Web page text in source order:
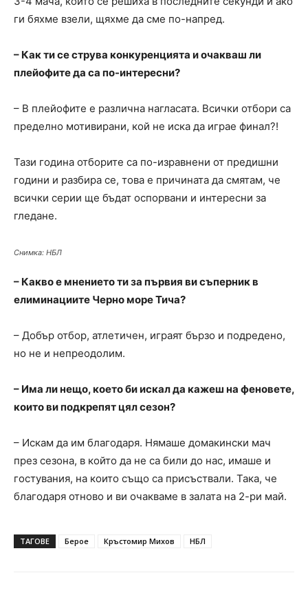
ги бяхме взели, щяхме да сме по-напред.
– Как ти се струва конкуренцията и очакваш ли
плейофите да са по-интересни?
– В плейофите е различна нагласата. Всички отбори са
пределно мотивирани, кой не иска да играе финал?!
Тази година отборите са по-изравнени от предишни
години и разбира се, това е причината да смятам, че
всички серии ще бъдат оспорвани и интересни за
гледане.
Снимка: НБЛ
– Какво е мнението ти за първия ви съперник в
елиминациите Черно море Тича?
– Добър отбор, атлетичен, играят бързо и подредено,
но не и непреодолим.
– Има ли нещо, което би искал да кажеш на феновете,
които ви подкрепят цял сезон?
– Искам да им благодаря. Нямаше домакински мач
през сезона, в който да не са били до нас, имаше и
гостувания, на които също са присъствали. Така, че
благодаря отново и ви очакваме в залата на 2-ри май.
ТАГОВЕ Берое Кръстомир Михов НБЛ